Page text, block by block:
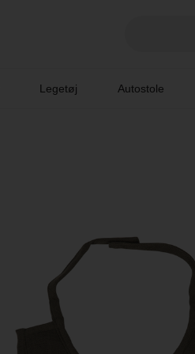
Legetøj Autostole